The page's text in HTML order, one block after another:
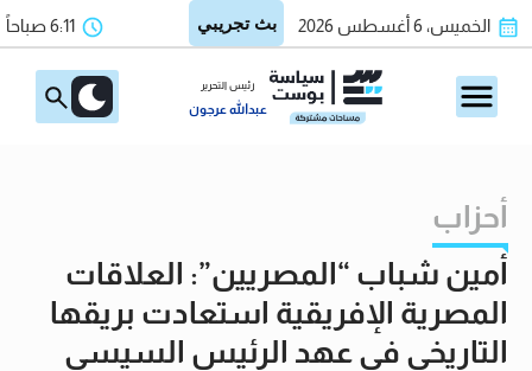
الخميس، 6 أغسطس 2026 6:11 صباحاً
رئيس التحرير
عبدالله عرجون
أحزاب
أمين شباب “المصريين”: العلاقات
المصرية الإفريقية استعادت بريقها
التاريخى فى عهد الرئيس السيسي